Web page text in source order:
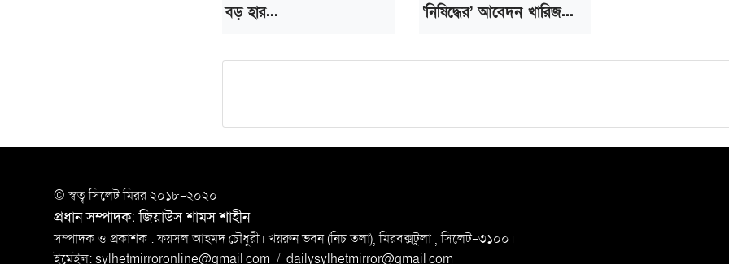
বড় হার...
‘নিষিদ্ধের’ আবেদন খারিজ...
© স্বত্ব সি‌লেট মিরর ২০১৮-২০২০
প্রধান সম্পাদক: জিয়াউস শামস শাহীন
সম্পাদক ও প্রকাশক : ফয়সল আহমদ চৌধুরী। খয়রুন ভবন (নিচ তলা), মিরবক্সটুলা ,সি‌লেট-৩১০০।
ইমেইল:sylhetmirroronline@gmail.com / dailysylhetmirror@gmail.com